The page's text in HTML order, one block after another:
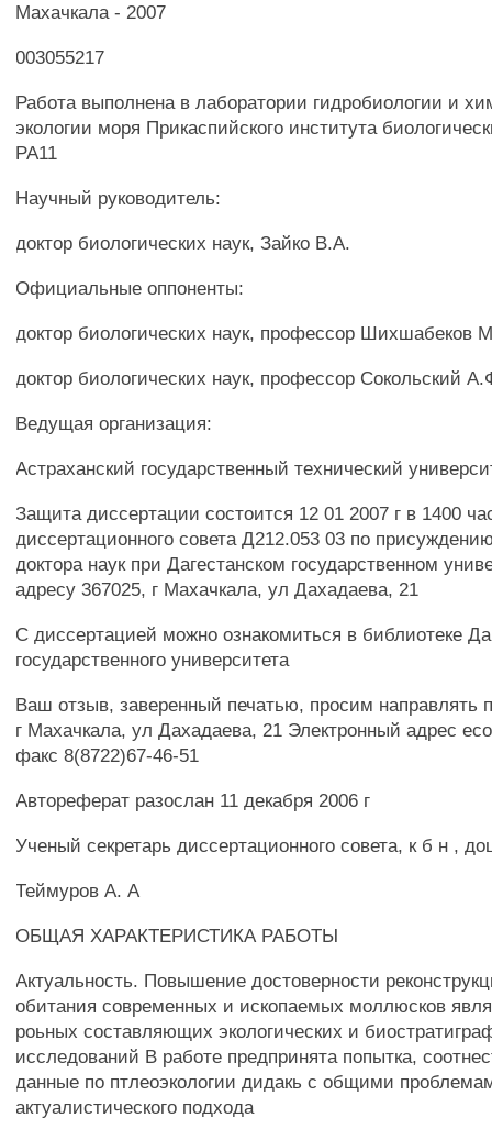
Махачкала - 2007
003055217
Работа выполнена в лаборатории гидробиологии и
экологии моря Прикаспийского института
РА11
Научный руководитель:
доктор биологических наук, Зайко В.А.
Официальные оппоненты:
доктор биологических наук, профессор Шихшабеков
доктор биологических наук, профессор Сокольский
Ведущая организация:
Астраханский государственный технический
Защита диссертации состоится 12 01 2007 г в 1400
диссертационного совета Д212.053 03 по
доктора наук при Дагестанском государственном
адресу 367025, г Махачкала, ул Дахадаева, 21
С диссертацией можно ознакомиться в библиотеке
государственного университета
Ваш отзыв, заверенный печатью, просим направлять
г Махачкала, ул Дахадаева, 21 Электронный адрес
факс 8(8722)67-46-51
Автореферат разослан 11 декабря 2006 г
Ученый секретарь диссертационного совета, к б н ,
Теймуров А. А
ОБЩАЯ ХАРАКТЕРИСТИКА РАБОТЫ
Актуальность. Повышение достоверности
обитания современных и ископаемых моллюсков
роьных составляющих экологических и
исследований В работе предпринята попытка,
данные по птлеоэкологии дидакь с общими
актуалистического подхода